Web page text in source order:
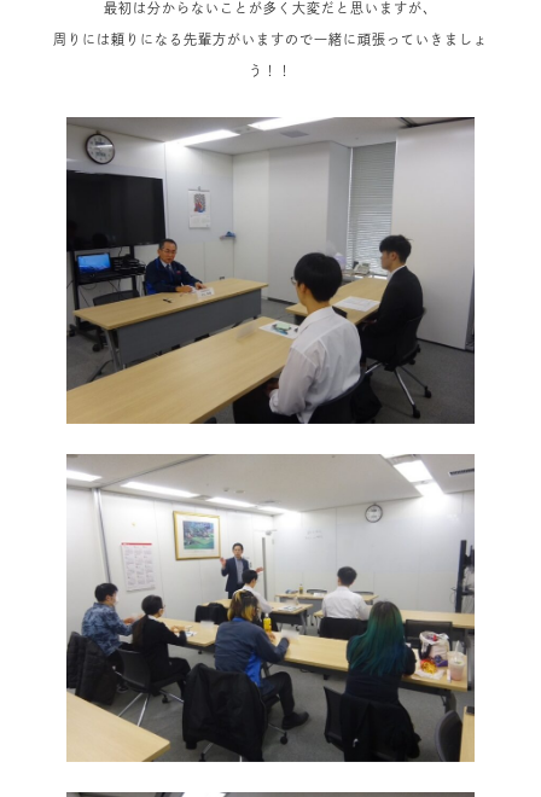
最初は分からないことが多く大変だと思いますが、
周りには頼りになる先輩方がいますので一緒に頑張っていきましょ
う！！